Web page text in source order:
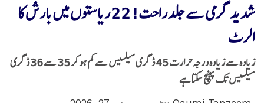
شدید گرمی سے جلد راحت! 22 ریاستوں میں بارش کا
الرٹ
زیادہ سے زیادہ درجہ حرارت 45 ڈگری سیلسیس سے کم ہو کر 35 سے 36 ڈگری
سیلسیس تک پہنچ سکتا ہے